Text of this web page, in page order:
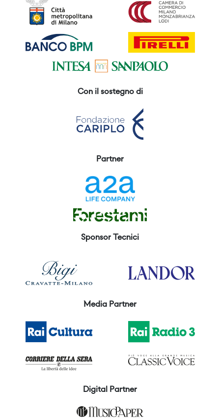
Con il sostegno di
Partner
Sponsor Tecnici
Media Partner
Digital Partner